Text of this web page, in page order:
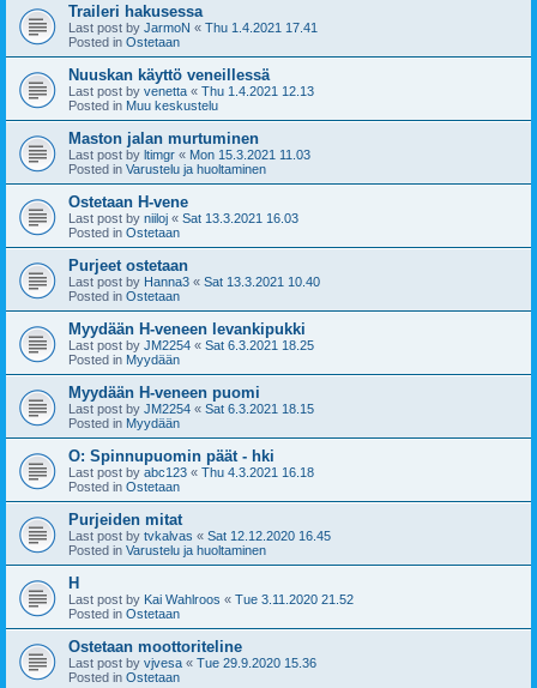
Traileri hakusessa
Last post by JarmoN « Thu 1.4.2021 17.41
Posted in Ostetaan
Nuuskan käyttö veneillessä
Last post by venetta « Thu 1.4.2021 12.13
Posted in Muu keskustelu
Maston jalan murtuminen
Last post by ltimgr « Mon 15.3.2021 11.03
Posted in Varustelu ja huoltaminen
Ostetaan H-vene
Last post by niiloj « Sat 13.3.2021 16.03
Posted in Ostetaan
Purjeet ostetaan
Last post by Hanna3 « Sat 13.3.2021 10.40
Posted in Ostetaan
Myydään H-veneen levankipukki
Last post by JM2254 « Sat 6.3.2021 18.25
Posted in Myydään
Myydään H-veneen puomi
Last post by JM2254 « Sat 6.3.2021 18.15
Posted in Myydään
O: Spinnupuomin päät - hki
Last post by abc123 « Thu 4.3.2021 16.18
Posted in Ostetaan
Purjeiden mitat
Last post by tvkalvas « Sat 12.12.2020 16.45
Posted in Varustelu ja huoltaminen
H
Last post by Kai Wahlroos « Tue 3.11.2020 21.52
Posted in Ostetaan
Ostetaan moottoriteline
Last post by vjvesa « Tue 29.9.2020 15.36
Posted in Ostetaan